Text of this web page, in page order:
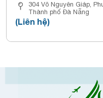
304 Võ Nguyên Giáp,
Thành phố Đà Nẵng
(Liên hệ)